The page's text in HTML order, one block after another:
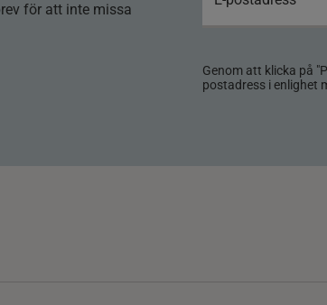
för att inte missa
Genom att klicka på
postadress i enlighet